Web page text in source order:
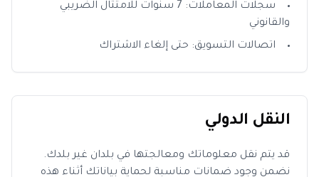
سجلات المعاملات: 7 سنوات للامتثال الضريبي
والقانوني
اتصالات التسويق: حتى إلغاء الاشتراك
النقل الدولي
قد يتم نقل معلوماتك ومعالجتها في بلدان غير بلدك.
نضمن وجود ضمانات مناسبة لحماية بياناتك أثناء هذه